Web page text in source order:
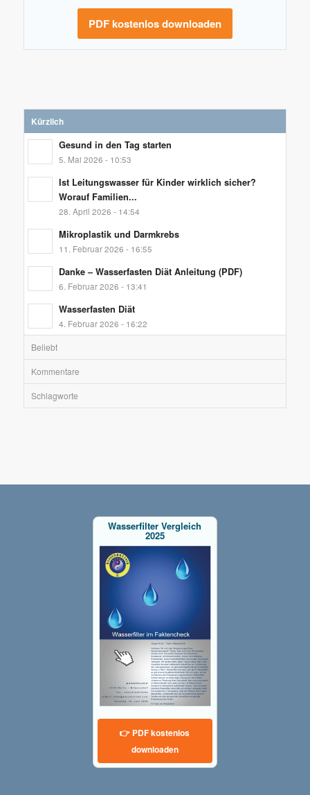
PDF kostenlos downloaden
Kürzlich
Gesund in den Tag starten
5. Mai 2026 - 10:53
Ist Leitungswasser für Kinder wirklich sicher?
Worauf Familien...
28. April 2026 - 14:54
Mikroplastik und Darmkrebs
11. Februar 2026 - 16:55
Danke – Wasserfasten Diät Anleitung (PDF)
6. Februar 2026 - 13:41
Wasserfasten Diät
4. Februar 2026 - 16:22
Beliebt
Kommentare
Schlagworte
Wasserfilter Vergleich
2025
👉 PDF kostenlos
downloaden